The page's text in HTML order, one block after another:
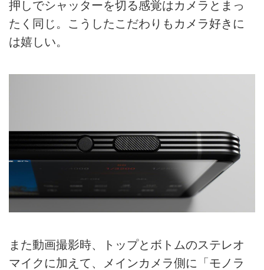
押しでシャッターを切る感覚はカメラとまっ
たく同じ。こうしたこだわりもカメラ好きに
は嬉しい。
また動画撮影時、トップとボトムのステレオ
マイクに加えて、メインカメラ側に「モノラ